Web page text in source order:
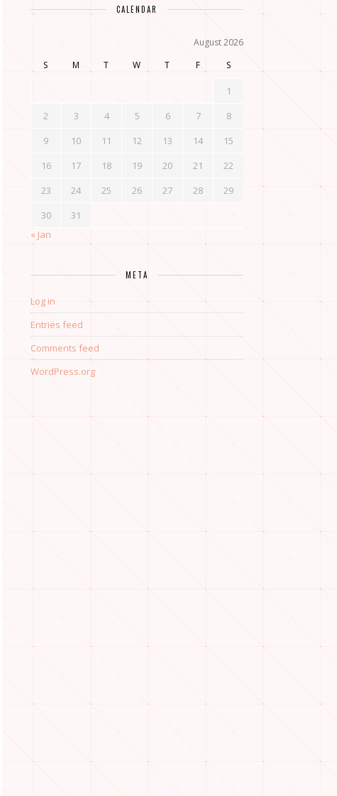
CALENDAR
August 2026
S
M T W T F S
1
2
3 4 5 6 7
8
9
10 11 12 13 14
15
16
17 18 19 20 21
22
23
24 25 26 27 28
29
30
31
« Jan
META
Log in
Entries feed
Comments feed
WordPress.org